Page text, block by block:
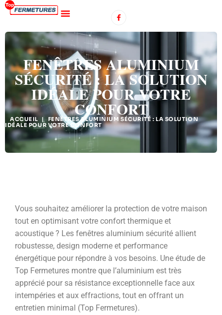
FENÊTRES ALUMINIUM
SÉCURITÉ : LA SOLUTION
IDÉALE POUR VOTRE
CONFORT
ACCUEIL | FENÊTRES ALUMINIUM SÉCURITÉ : LA SOLUTION
IDÉALE POUR VOTRE CONFORT
Vous souhaitez améliorer la protection de votre maison
tout en optimisant votre confort thermique et
acoustique ? Les fenêtres aluminium sécurité allient
robustesse, design moderne et performance
énergétique pour répondre à vos besoins. Une étude de
Top Fermetures montre que l’aluminium est très
apprécié pour sa résistance exceptionnelle face aux
intempéries et aux effractions, tout en offrant un
entretien minimal (Top Fermetures).